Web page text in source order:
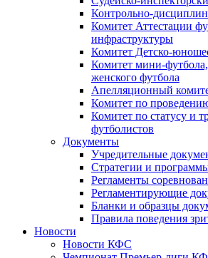
Контрольно-
Комитет Аттестации
инфраструктуры
Комитет Детско-
Комитет мини-
женского футбола
Апелляционный
Комитет по
Комитет по статусу и
футболистов
Документы
Учредительные
Стратегии и
Регламенты
Регламентирующие
Бланки и образцы
Правила поведения
Новости
Новости КФС